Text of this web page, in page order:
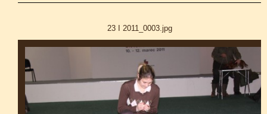
23 I 2011_0003.jpg